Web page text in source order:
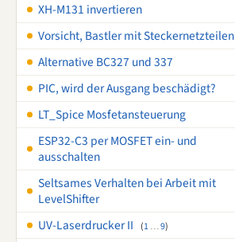
XH-M131 invertieren
Vorsicht, Bastler mit Steckernetzteilen
Alternative BC327 und 337
PIC, wird der Ausgang beschädigt?
LT_Spice Mosfetansteuerung
ESP32-C3 per MOSFET ein- und
ausschalten
Seltsames Verhalten bei Arbeit mit
LevelShifter
UV-Laserdrucker II (1…9)